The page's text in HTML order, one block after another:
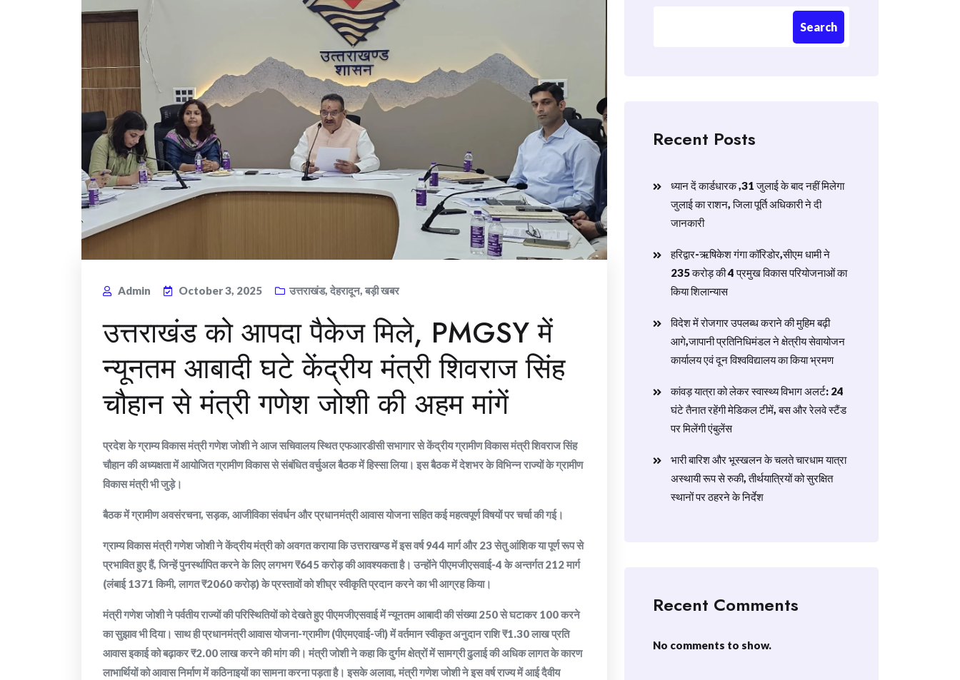
Admin October 3, 2025 उत्तराखंड, देहरादून, बड़ी खबर
उत्तराखंड को आपदा पैकेज मिले, PMGSY में
न्यूनतम आबादी घटे केंद्रीय मंत्री शिवराज सिंह
चौहान से मंत्री गणेश जोशी की अहम मांगें
प्रदेश के ग्राम्य विकास मंत्री गणेश जोशी ने आज सचिवालय स्थित एफआरडीसी सभागार से केंद्रीय ग्रामीण विकास मंत्री शिवराज सिंह
चौहान की अध्यक्षता में आयोजित ग्रामीण विकास से संबंधित वर्चुअल बैठक में हिस्सा लिया। इस बैठक में देशभर के विभिन्न राज्यों के ग्रामीण
विकास मंत्री भी जुड़े।
बैठक में ग्रामीण अवसंरचना, सड़क, आजीविका संवर्धन और प्रधानमंत्री आवास योजना सहित कई महत्वपूर्ण विषयों पर चर्चा की गई।
ग्राम्य विकास मंत्री गणेश जोशी ने केंद्रीय मंत्री को अवगत कराया कि उत्तराखण्ड में इस वर्ष 944 मार्ग और 23 सेतु आंशिक या पूर्ण रूप से
प्रभावित हुए हैं, जिन्हें पुनर्स्थापित करने के लिए लगभग ₹645 करोड़ की आवश्यकता है। उन्होंने पीएमजीएसवाई-4 के अन्तर्गत 212 मार्ग
(लंबाई 1371 किमी, लागत ₹2060 करोड़) के प्रस्तावों को शीघ्र स्वीकृति प्रदान करने का भी आग्रह किया।
मंत्री गणेश जोशी ने पर्वतीय राज्यों की परिस्थितियों को देखते हुए पीएमजीएसवाई में न्यूनतम आबादी की संख्या 250 से घटाकर 100 करने
का सुझाव भी दिया। साथ ही प्रधानमंत्री आवास योजना-ग्रामीण (पीएमएवाई-जी) में वर्तमान स्वीकृत अनुदान राशि ₹1.30 लाख प्रति
आवास इकाई को बढ़ाकर ₹2.00 लाख करने की मांग की। मंत्री जोशी ने कहा कि दुर्गम क्षेत्रों में सामग्री ढुलाई की अधिक लागत के कारण
लाभार्थियों को आवास निर्माण में कठिनाइयों का सामना करना पड़ता है। इसके अलावा, मंत्री गणेश जोशी ने इस वर्ष राज्य में आई दैवीय
Search
Recent Posts
ध्यान दें कार्डधारक ,31 जुलाई के बाद नहीं मिलेगा
जुलाई का राशन, जिला पूर्ति अधिकारी ने दी
जानकारी
हरिद्वार-ऋषिकेश गंगा कॉरिडोर,सीएम धामी ने
235 करोड़ की 4 प्रमुख विकास परियोजनाओं का
किया शिलान्यास
विदेश में रोजगार उपलब्ध कराने की मुहिम बढ़ी
आगे,जापानी प्रतिनिधिमंडल ने क्षेत्रीय सेवायोजन
कार्यालय एवं दून विश्वविद्यालय का किया भ्रमण
​कांवड़ यात्रा को लेकर स्वास्थ्य विभाग अलर्ट: 24
घंटे तैनात रहेंगी मेडिकल टीमें, बस और रेलवे स्टैंड
पर मिलेंगी एंबुलेंस
​भारी बारिश और भूस्खलन के चलते चारधाम यात्रा
अस्थायी रूप से रुकी, तीर्थयात्रियों को सुरक्षित
स्थानों पर ठहरने के निर्देश
Recent Comments
No comments to show.